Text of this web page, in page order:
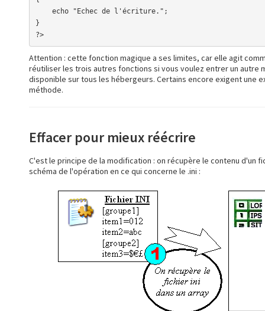
}
?>
Attention : cette fonction magique a ses limites, car elle agit
réutiliser les trois autres fonctions si vous voulez entrer un autre
disponible sur tous les hébergeurs. Certains encore exigent une
méthode.
Effacer pour mieux réécrire
C'est le principe de la modification : on récupère le contenu d'un
schéma de l'opération en ce qui concerne le .ini :